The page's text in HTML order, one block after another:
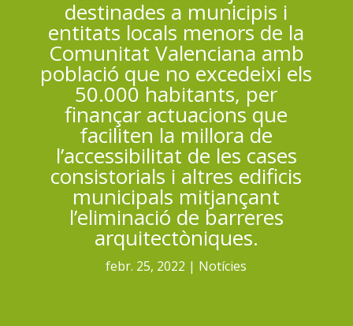
destinades a municipis i
entitats locals menors de la
Comunitat Valenciana amb
població que no excedeixi els
50.000 habitants, per
finançar actuacions que
faciliten la millora de
l’accessibilitat de les cases
consistorials i altres edificis
municipals mitjançant
l’eliminació de barreres
arquitectòniques.
febr. 25, 2022 Notícies